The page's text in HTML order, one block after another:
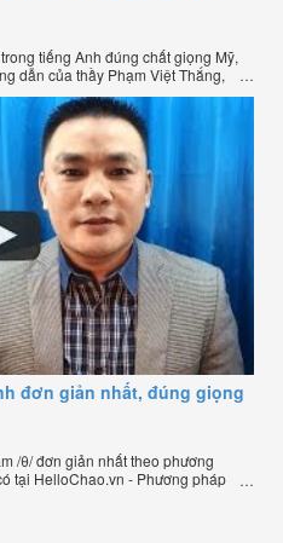
tiếng Anh đúng chất giọng Mỹ,
dẫn của thầy Phạm Việt Thắng,
trình dạy tiếng Anh trực tuyến chặt
đơn giản nhất, đúng giọng
/θ/ đơn giản nhất theo phương
tại HelloChao.vn - Phương pháp